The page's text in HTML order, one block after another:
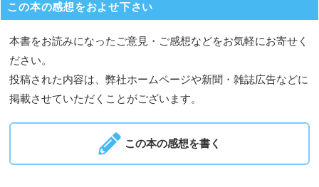
この本の感想をおよせ下さい
本書をお読みになったご意見・ご感想などをお気軽にお寄せく
ださい。
投稿された内容は、弊社ホームページや新聞・雑誌広告などに
掲載させていただくことがございます。
この本の感想を書く